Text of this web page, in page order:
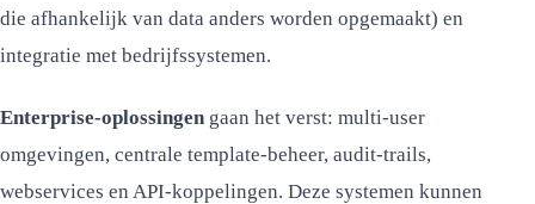
die afhankelijk van data anders worden opgemaakt) en
integratie met bedrijfssystemen.
Enterprise-oplossingen gaan het verst: multi-user
omgevingen, centrale template-beheer, audit-trails,
webservices en API-koppelingen. Deze systemen kunnen